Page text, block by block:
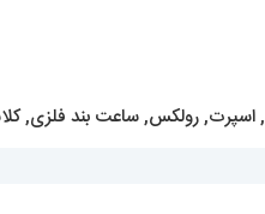
,اسپرت,رولکس,ساعت بند فلزی,